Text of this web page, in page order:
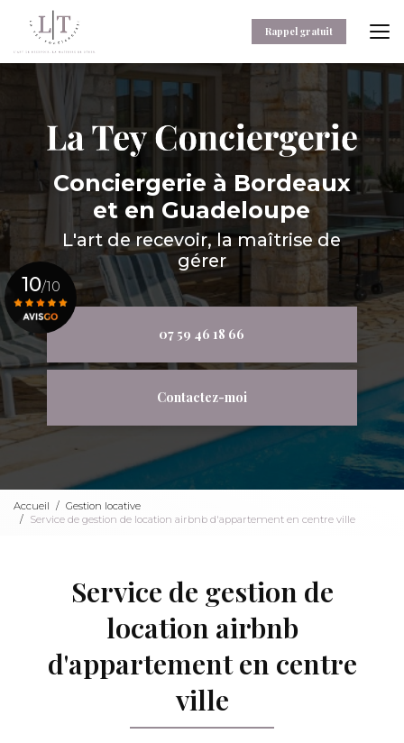
contenu
principal
Rappel gratuit
Conciergerie à Bordeaux
et en Guadeloupe
L'art de recevoir, la maîtrise de
gérer
07 59 46 18 66
Contactez-moi
10/10
Voir le certificat
Accueil
Gestion locative
Service de gestion de location airbnb d'appartement en centre ville
Service de gestion de
location airbnb
d'appartement en centre
ville